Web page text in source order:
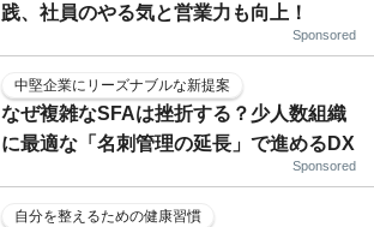
践、社員のやる気と営業力も向上！
Sponsored
中堅企業にリーズナブルな新提案
なぜ複雑なSFAは挫折する？少人数組織
に最適な「名刺管理の延長」で進めるDX
Sponsored
自分を整えるための健康習慣